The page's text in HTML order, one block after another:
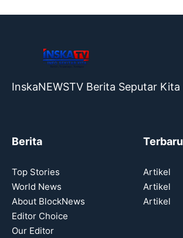
InskaNEWSTV Berita Seputar Kita
Berita
Top Stories
World News
About BlockNews
Editor Choice
Our Editor
Terbaru
Artikel
Artikel
Artikel